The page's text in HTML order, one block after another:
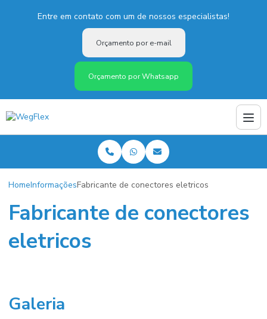
Entre em contato com um de nossos especialistas!
Orçamento por e-mail
Orçamento por Whatsapp
HomeInformaçõesFabricante de conectores eletricos
Fabricante de conectores
eletricos
Galeria